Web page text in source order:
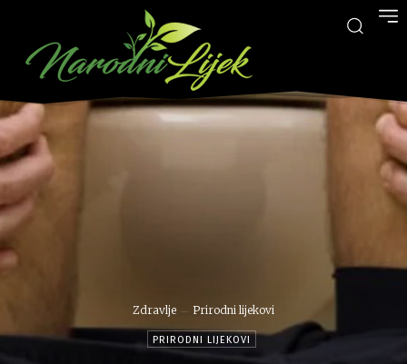
Zdravlje Prirodni lijekovi
PRIRODNI LIJEKOVI